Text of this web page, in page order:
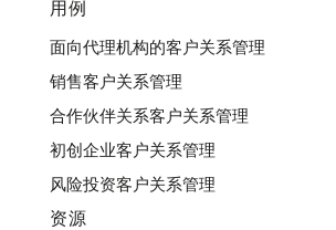
用例
面向代理机构的客户关系管理
销售客户关系管理
合作伙伴关系客户关系管理
初创企业客户关系管理
风险投资客户关系管理
资源